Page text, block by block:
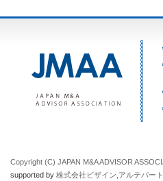
Copyright (C) JAPAN M&A ADVISOR
supported by 株式会社ビザイン アルテパー